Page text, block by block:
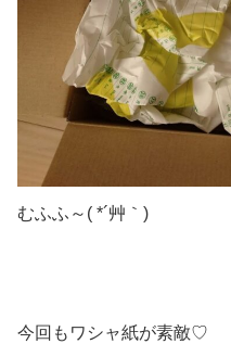
むふふ～( *´艸｀)
今回もワシャ紙が素敵♡